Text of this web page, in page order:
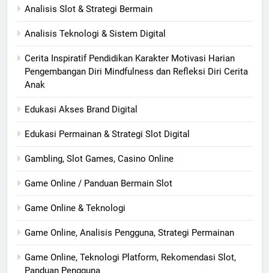
Analisis Slot & Strategi Bermain
Analisis Teknologi & Sistem Digital
Cerita Inspiratif Pendidikan Karakter Motivasi Harian
Pengembangan Diri Mindfulness dan Refleksi Diri Cerita
Anak
Edukasi Akses Brand Digital
Edukasi Permainan & Strategi Slot Digital
Gambling, Slot Games, Casino Online
Game Online / Panduan Bermain Slot
Game Online & Teknologi
Game Online, Analisis Pengguna, Strategi Permainan
Game Online, Teknologi Platform, Rekomendasi Slot,
Panduan Pengguna